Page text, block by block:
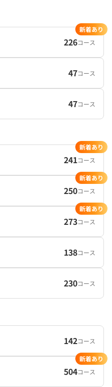
226コース
新着あり
47コース
47コース
241コース
新着あり
250コース
新着あり
273コース
新着あり
138コース
230コース
142コース
504コース
新着あり